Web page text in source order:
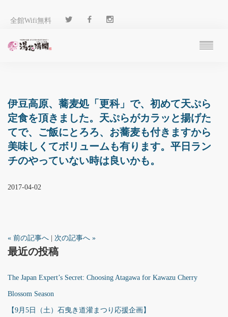
全館Wifi無料
客 室
温 泉
料 理
施 設
アクセス
ブログ
ENGLISH
伊豆高原、蕎麦処「更科」で、初めて天ぷら
定食を頂きました。天ぷらがカラッと揚げた
てで、ご飯にとろろ、お蕎麦も付きますから
美味しくてボリュームも有ります。平日ラン
チのやっていない時は良いかも。
2017-04-02
« 前の記事へ | 次の記事へ »
最近の投稿
The Japan Expert’s Secret: Choosing Atagawa for Kawazu Cherry
Blossom Season
【9月5日（土）石曳き道灌まつり応援企画】